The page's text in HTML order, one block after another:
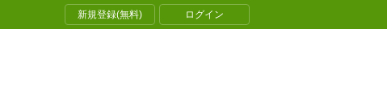
新規登録(無料) ログイン